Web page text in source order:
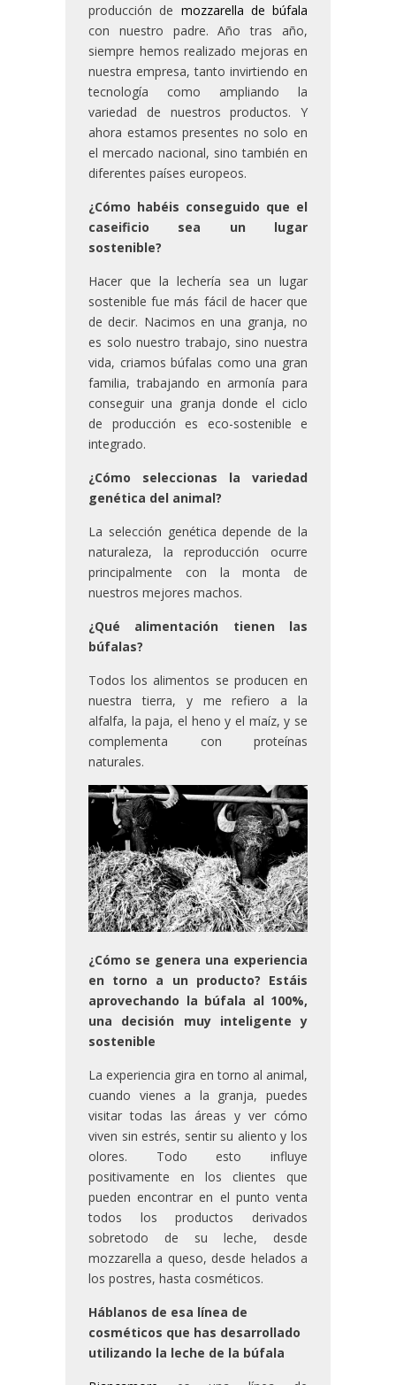
producción de mozzarella de búfala
con nuestro padre. Año tras año,
siempre hemos realizado mejoras en
nuestra empresa, tanto invirtiendo en
tecnología como ampliando la
variedad de nuestros productos. Y
ahora estamos presentes no solo en
el mercado nacional, sino también en
diferentes países europeos.
¿Cómo habéis conseguido que el
caseificio sea un lugar
sostenible?
Hacer que la lechería sea un lugar
sostenible fue más fácil de hacer que
de decir. Nacimos en una granja, no
es solo nuestro trabajo, sino nuestra
vida, criamos búfalas como una gran
familia, trabajando en armonía para
conseguir una granja donde el ciclo
de producción es eco-sostenible e
integrado.
¿Cómo seleccionas la variedad
genética del animal?
La selección genética depende de la
naturaleza, la reproducción ocurre
principalmente con la monta de
nuestros mejores machos.
¿Qué alimentación tienen las
búfalas?
Todos los alimentos se producen en
nuestra tierra, y me refiero a la
alfalfa, la paja, el heno y el maíz, y se
complementa con proteínas
naturales.
¿Cómo se genera una experiencia
en torno a un producto? Estáis
aprovechando la búfala al 100%,
una decisión muy inteligente y
sostenible
La experiencia gira en torno al animal,
cuando vienes a la granja, puedes
visitar todas las áreas y ver cómo
viven sin estrés, sentir su aliento y los
olores. Todo esto influye
positivamente en los clientes que
pueden encontrar en el punto venta
todos los productos derivados
sobretodo de su leche, desde
mozzarella a queso, desde helados a
los postres, hasta cosméticos.
Háblanos de esa línea de
cosméticos que has desarrollado
utilizando la leche de la búfala